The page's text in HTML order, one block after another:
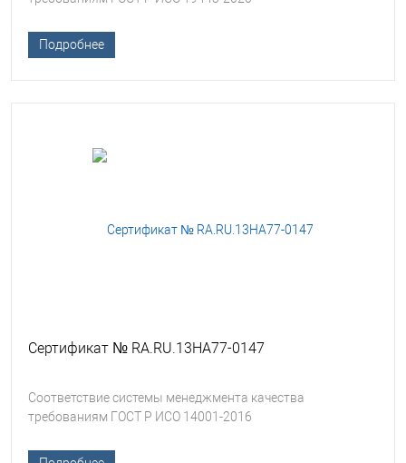
Подробнее
Сертификат № RA.RU.13HA77-0147
Соответствие системы менеджмента качества
требованиям ГОСТ Р ИСО 14001-2016